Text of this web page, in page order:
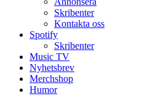
Skribenter
Kontakta oss
Spotify
Skribenter
Music TV
Nyhetsbrev
Merchshop
Humor